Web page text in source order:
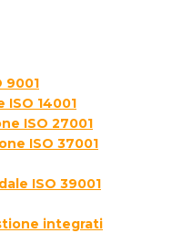
9001
14001
ISO 27001
ISO 37001
ISO 39001
integrati